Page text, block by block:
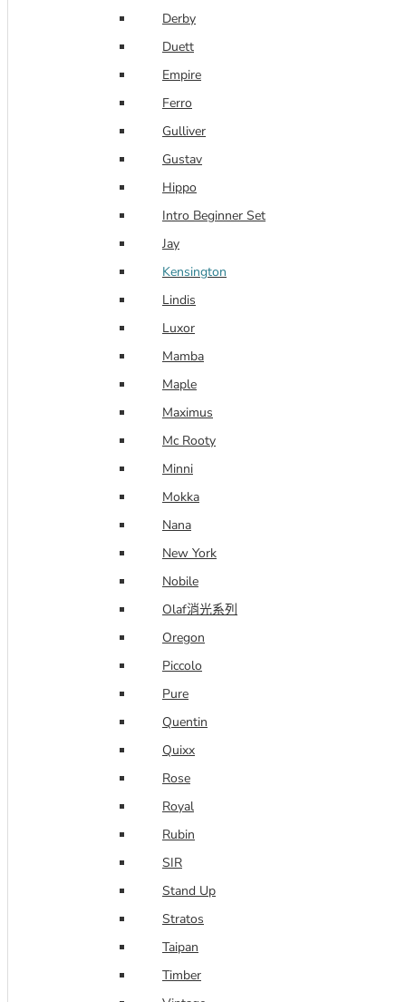
Derby
Duett
Empire
Ferro
Gulliver
Gustav
Hippo
Intro Beginner Set
Jay
Kensington
Lindis
Luxor
Mamba
Maple
Maximus
Mc Rooty
Minni
Mokka
Nana
New York
Nobile
Olaf消光系列
Oregon
Piccolo
Pure
Quentin
Quixx
Rose
Royal
Rubin
SIR
Stand Up
Stratos
Taipan
Timber